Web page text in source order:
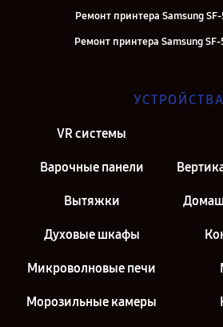
Ремонт принтера Samsung
Ремонт принтера Samsung
УСТРОЙСТВА
VR системы
Варочные панели
Вытяжки
Духовые шкафы
Микроволновые печи
Морозильные камеры